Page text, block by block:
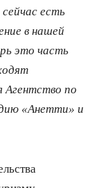
есть
в нашей
это часть
Агентство по
«Анетти» и